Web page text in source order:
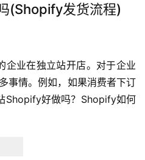
(Shopify发货流程)
企业在独立站开店。对于企业
事情。例如，如果消费者下订
Shopify好做吗？Shopify如何